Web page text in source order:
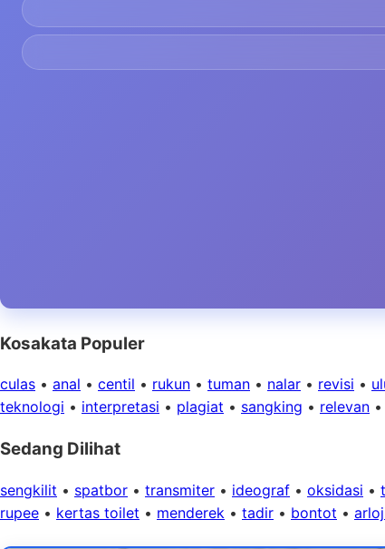
Kosakata Populer
culas • anal • centil • rukun • tuman • nalar • revisi •
teknologi • interpretasi • plagiat • sangking • relevan •
Sedang Dilihat
sengkilit • spatbor • transmiter • ideograf • oksidasi •
rupee • kertas toilet • menderek • tadir • bontot •